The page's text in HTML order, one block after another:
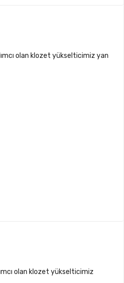
olan klozet yükselticimiz yan
olan klozet yükselticimiz